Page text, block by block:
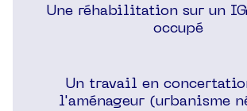
Une réhabilitation sur un
occupé
Un travail en
l'aménageur (urbanisme